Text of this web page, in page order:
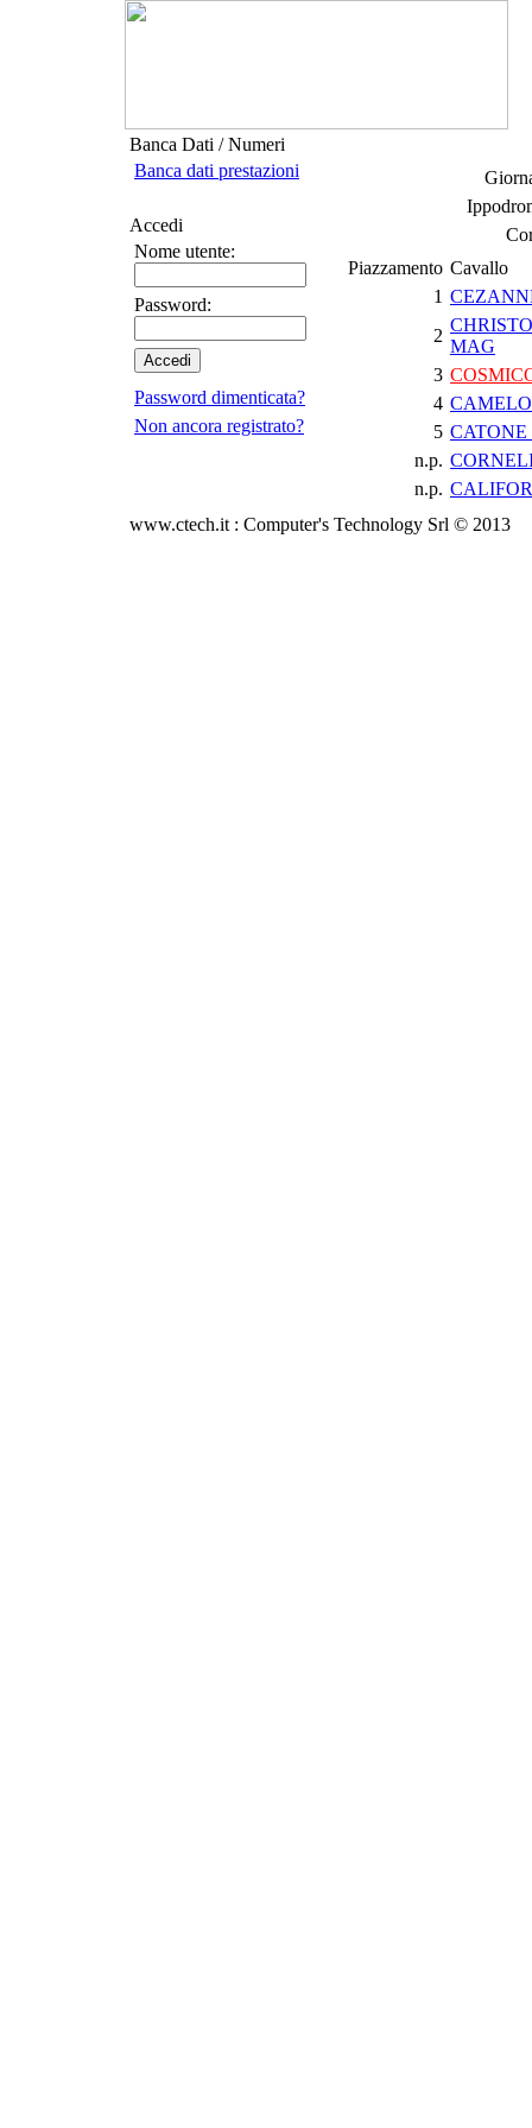
Banca Dati / Numeri
Banca dati prestazioni
Accedi
Nome utente:
Password:
Password dimenticata?
Non ancora registrato?
Piazzamento Cavallo
1
2
MAG
3
4
5 CATONE
n.p.
n.p.
www.ctech.it : Computer's Technology Srl © 2013